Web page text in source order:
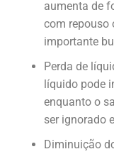
aumenta de
com repouso
importante
Perda de
líquido pode
enquanto o
ser ignorado
Diminuição